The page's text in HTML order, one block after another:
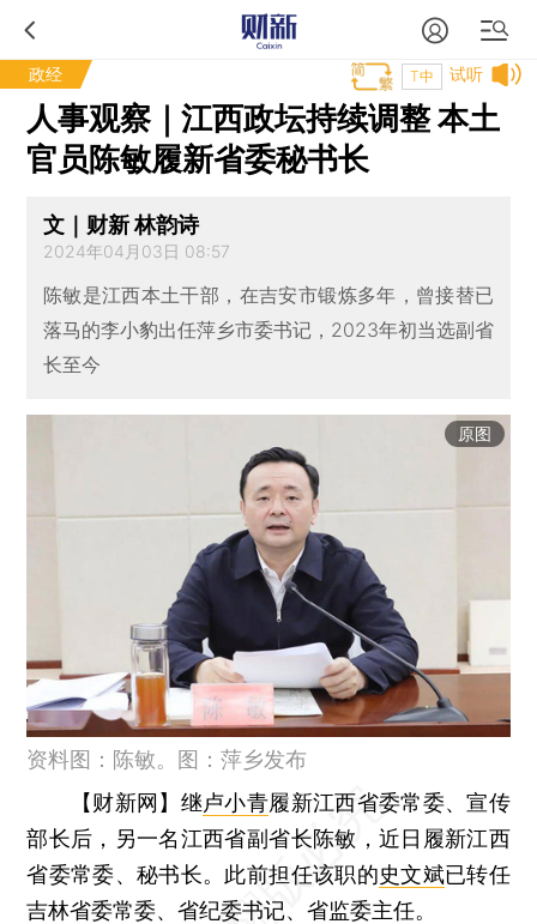
政经 试听
T中
人事观察｜江西政坛持续调整 本土
官员陈敏履新省委秘书长
文｜财新 林韵诗
2024年04月03日 08:57
陈敏是江西本土干部，在吉安市锻炼多年，曾接替已
落马的李小豹出任萍乡市委书记，2023年初当选副省
长至今
原图
资料图：陈敏。图：萍乡发布
【财新网】 继卢小青履新江西省委常委、宣传
部长后，另一名江西省副省长陈敏，近日履新江西
省委常委、秘书长。此前担任该职的史文斌已转任
吉林省委常委、省纪委书记、省监委主任。